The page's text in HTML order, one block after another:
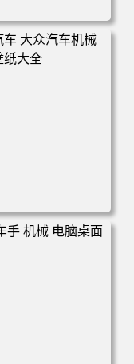
面 高清壁纸 壁纸
汽车机械 简约 电